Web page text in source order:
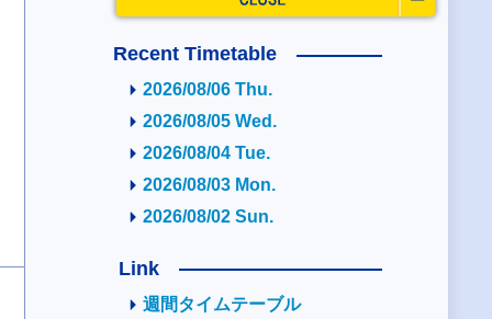
Recent Timetable
2026/08/06 Thu.
2026/08/05 Wed.
2026/08/04 Tue.
2026/08/03 Mon.
2026/08/02 Sun.
Link
週間タイムテーブル